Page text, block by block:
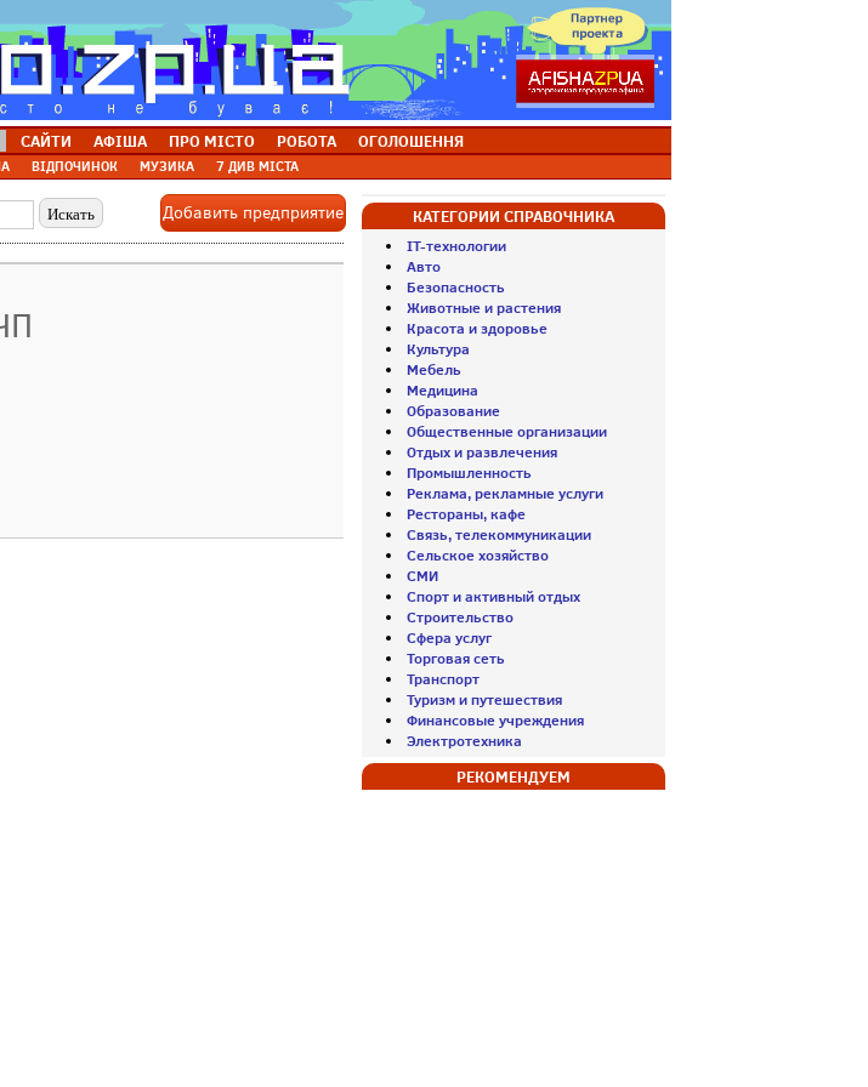
САЙТИ АФІША ПРО МІСТО РОБОТА ОГОЛОШЕННЯ
ВІДПОЧИНОК МУЗИКА 7 ДИВ МІСТА
Добавить предприятие КАТЕГОРИИ СПРАВОЧНИКА
IT-технологии
Авто
Безопасность
Животные и растения
Красота и здоровье
Культура
Мебель
Медицина
Образование
Общественные организации
Отдых и развлечения
Промышленность
Реклама, рекламные услуги
Рестораны, кафе
Связь, телекоммуникации
Сельское хозяйство
СМИ
Спорт и активный отдых
Строительство
Сфера услуг
Торговая сеть
Транспорт
Туризм и путешествия
Финансовые учреждения
Электротехника
РЕКОМЕНДУЕМ